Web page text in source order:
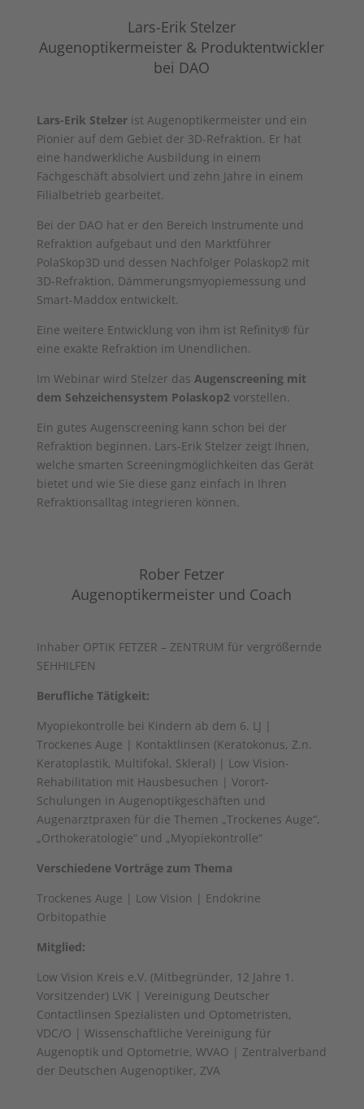
Lars-Erik Stelzer
Augenoptikermeister & Produktentwickler
bei DAO
Lars-Erik Stelzerist Augenoptikermeister und ein
Pionier auf dem Gebiet der 3D-Refraktion. Er hat
eine handwerkliche Ausbildung in einem
Fachgeschäft absolviert und zehn Jahre in einem
Filialbetrieb gearbeitet.
Bei der DAO hat er den Bereich Instrumente und
Refraktion aufgebaut und den Marktführer
PolaSkop3D und dessen Nachfolger Polaskop2 mit
3D-Refraktion, Dämmerungsmyopiemessung und
Smart-Maddox entwickelt.
Eine weitere Entwicklung von ihm ist Refinity® für
eine exakte Refraktion im Unendlichen.
Im Webinar wird Stelzer das Augenscreening mit
dem Sehzeichensystem Polaskop2 vorstellen.
Ein gutes Augenscreening kann schon bei der
Refraktion beginnen. Lars-Erik Stelzer zeigt Ihnen,
welche smarten Screeningmöglichkeiten das Gerät
bietet und wie Sie diese ganz einfach in Ihren
Refraktionsalltag integrieren können.
Rober Fetzer
Augenoptikermeister und Coach
Inhaber OPTIK FETZER – ZENTRUM für vergrößernde
SEHHILFEN
Berufliche Tätigkeit:
Myopiekontrolle bei Kindern ab dem 6. LJ |
Trockenes Auge | Kontaktlinsen (Keratokonus, Z.n.
Keratoplastik, Multifokal, Skleral) | Low Vision-
Rehabilitation mit Hausbesuchen | Vorort-
Schulungen in Augenoptikgeschäften und
Augenarztpraxen für die Themen „Trockenes Auge“,
„Orthokeratologie“ und „Myopiekontrolle“
Verschiedene Vorträge zum Thema
Trockenes Auge | Low Vision | Endokrine
Orbitopathie
Mitglied:
Low Vision Kreis e.V. (Mitbegründer, 12 Jahre 1.
Vorsitzender) LVK | Vereinigung Deutscher
Contactlinsen Spezialisten und Optometristen,
VDC/O | Wissenschaftliche Vereinigung für
Augenoptik und Optometrie, WVAO | Zentralverband
der Deutschen Augenoptiker, ZVA